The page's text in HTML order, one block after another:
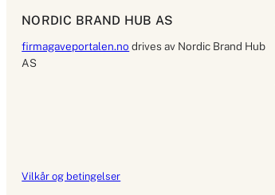
NORDIC BRAND HUB AS
firmagaveportalen.no drives av Nordic Brand Hub
AS
Vilkår og betingelser